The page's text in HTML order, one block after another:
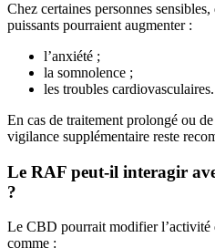
Chez certaines personnes
puissants pourraient augmenter :
l’anxiété ;
la somnolence ;
les troubles cardiovasculaires.
En cas de traitement prolongé ou
vigilance supplémentaire reste
Le RAF peut-il interagir
?
Le CBD pourrait modifier l’activité
comme :